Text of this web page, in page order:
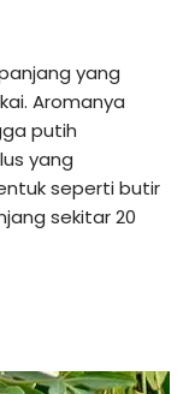
yang
Aromanya
putih
yang
seperti butir
sekitar 20